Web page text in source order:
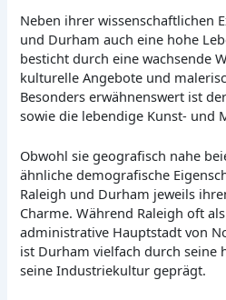
Neben ihrer wissenschaftlichen
und Durham auch eine hohe
besticht durch eine wachsende
kulturelle Angebote und
Besonders erwähnenswert ist
sowie die lebendige Kunst- und
Obwohl sie geografisch nahe
ähnliche demografische
Raleigh und Durham jeweils
Charme. Während Raleigh oft
administrative Hauptstadt von
ist Durham vielfach durch seine
seine Industriekultur geprägt.